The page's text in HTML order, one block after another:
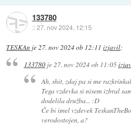
133780
::27. nov 2024, 12:15
TESKAn je27. nov 2024 ob 12:11 izjavil:
133780je27. nov 2024 ob 11:05
Ah, shit, zdaj pa si me
Tega vzdevka si nisem izbral
dodelila družba... :D
Če bi imel vzdevek
verodostojen, a?